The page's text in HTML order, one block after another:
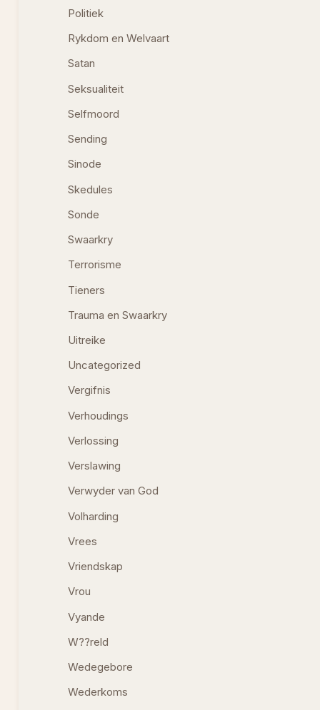
Politiek
Rykdom en Welvaart
Satan
Seksualiteit
Selfmoord
Sending
Sinode
Skedules
Sonde
Swaarkry
Terrorisme
Tieners
Trauma en Swaarkry
Uitreike
Uncategorized
Vergifnis
Verhoudings
Verlossing
Verslawing
Verwyder van God
Volharding
Vrees
Vriendskap
Vrou
Vyande
W??reld
Wedegebore
Wederkoms